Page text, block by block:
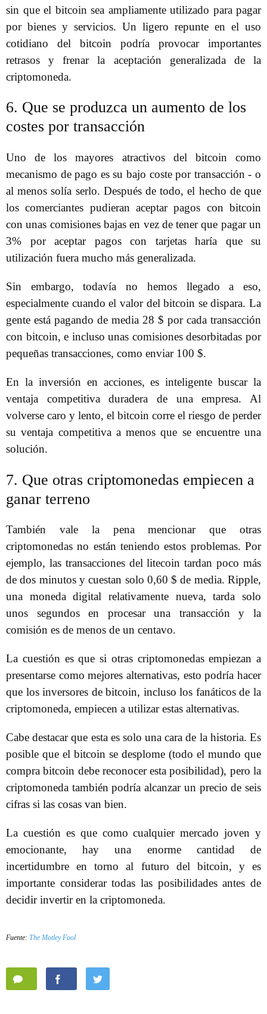
sin que el bitcoin sea ampliamente utilizado para pagar
por bienes y servicios. Un ligero repunte en el uso
cotidiano del bitcoin podría provocar importantes
retrasos y frenar la aceptación generalizada de la
criptomoneda.
6. Que se produzca un aumento de los
costes por transacción
Uno de los mayores atractivos del bitcoin como
mecanismo de pago es su bajo coste por transacción - o
al menos solía serlo. Después de todo, el hecho de que
los comerciantes pudieran aceptar pagos con bitcoin
con unas comisiones bajas en vez de tener que pagar un
3% por aceptar pagos con tarjetas haría que su
utilización fuera mucho más generalizada.
Sin embargo, todavía no hemos llegado a eso,
especialmente cuando el valor del bitcoin se dispara. La
gente está pagando de media 28 $ por cada transacción
con bitcoin, e incluso unas comisiones desorbitadas por
pequeñas transacciones, como enviar 100 $.
En la inversión en acciones, es inteligente buscar la
ventaja competitiva duradera de una empresa. Al
volverse caro y lento, el bitcoin corre el riesgo de perder
su ventaja competitiva a menos que se encuentre una
solución.
7. Que otras criptomonedas empiecen a
ganar terreno
También vale la pena mencionar que otras
criptomonedas no están teniendo estos problemas. Por
ejemplo, las transacciones del litecoin tardan poco más
de dos minutos y cuestan solo 0,60 $ de media. Ripple,
una moneda digital relativamente nueva, tarda solo
unos segundos en procesar una transacción y la
comisión es de menos de un centavo.
La cuestión es que si otras criptomonedas empiezan a
presentarse como mejores alternativas, esto podría hacer
que los inversores de bitcoin, incluso los fanáticos de la
criptomoneda, empiecen a utilizar estas alternativas.
Cabe destacar que esta es solo una cara de la historia. Es
posible que el bitcoin se desplome (todo el mundo que
compra bitcoin debe reconocer esta posibilidad), pero la
criptomoneda también podría alcanzar un precio de seis
cifras si las cosas van bien.
La cuestión es que como cualquier mercado joven y
emocionante, hay una enorme cantidad de
incertidumbre en torno al futuro del bitcoin, y es
importante considerar todas las posibilidades antes de
decidir invertir en la criptomoneda.
Fuente: The Motley Fool